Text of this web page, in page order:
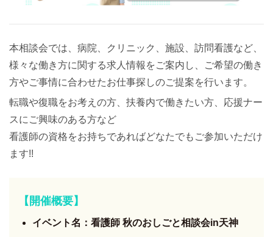
本相談会では、病院、クリニック、施設、訪問看護など、
様々な働き方に関する求人情報をご案内し、ご希望の働き
方やご事情に合わせたお仕事探しのご提案を行います。
転職や復職をお考えの方、扶養内で働きたい方、応援ナー
スにご興味のある方など
看護師の資格をお持ちであればどなたでもご参加いただけ
ます!!
【開催概要】
イベント名：看護師 秋のおしごと相談会in天神